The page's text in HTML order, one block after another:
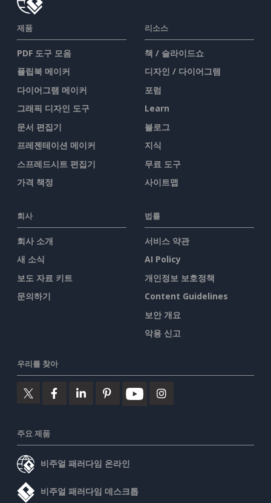
제품
PDF 도구 모음
플립북 메이커
다이어그램 메이커
그래픽 디자인 도구
문서 편집기
프레젠테이션 메이커
스프레드시트 편집기
가격 책정
리소스
책 / 슬라이드쇼
디자인 / 다이어그램
포럼
Learn
블로그
지식
무료 도구
사이트맵
회사
회사 소개
새 소식
보도 자료 키트
문의하기
법률
서비스 약관
AI Policy
개인정보 보호정책
Content Guidelines
보안 개요
악용 신고
우리를 찾아
주요 제품
비주얼 패러다임 온라인
비주얼 패러다임 데스크톱